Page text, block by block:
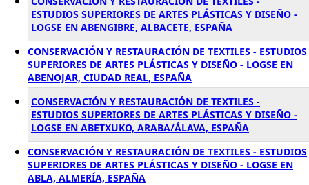
ESTUDIOS SUPERIORES DE ARTES PLÁSTICAS Y DISEÑO -
LOGSE EN ABENGIBRE, ALBACETE, ESPAÑA
CONSERVACIÓN Y RESTAURACIÓN DE TEXTILES - ESTUDIOS
SUPERIORES DE ARTES PLÁSTICAS Y DISEÑO - LOGSE EN
ABENOJAR, CIUDAD REAL, ESPAÑA
CONSERVACIÓN Y RESTAURACIÓN DE TEXTILES -
ESTUDIOS SUPERIORES DE ARTES PLÁSTICAS Y DISEÑO -
LOGSE EN ABETXUKO, ARABA/ÁLAVA, ESPAÑA
CONSERVACIÓN Y RESTAURACIÓN DE TEXTILES - ESTUDIOS
SUPERIORES DE ARTES PLÁSTICAS Y DISEÑO - LOGSE EN
ABLA, ALMERÍA, ESPAÑA